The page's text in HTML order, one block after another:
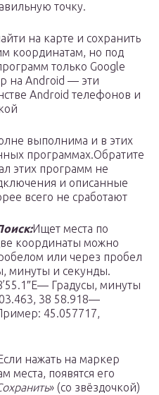
точку.
на карте и сохранить
координатам, но под
только Google
на Android — эти
Android телефонов и
выполнима и в этих
программах.Обратите
этих программ не
и описанные
всего не сработают
Ищет места по
координаты можно
или через пробел
минуты и секунды.
Градусы, минуты
38 58.918—
45.057717,
нажать на маркер
места, появятся его
» (со звёздочкой)